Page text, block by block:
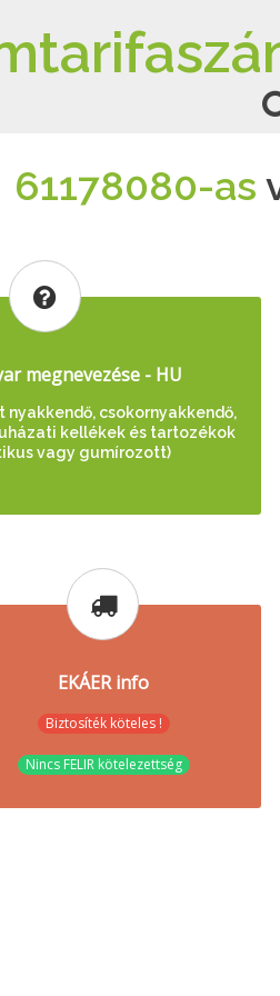
61178080-as
megnevezése - HU
csokornyakkendő,
kellékek és tartozékok
vagy gumírozott)
EKÁER info
Biztosíték köteles !
Nincs FELIR kötelezettség